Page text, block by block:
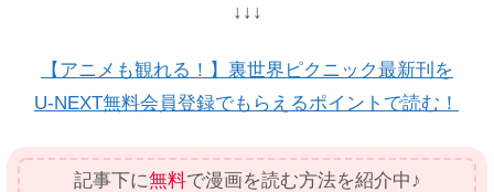
↓↓↓
【アニメも観れる！】裏世界ピクニック最新刊を
U-NEXT無料会員登録でもらえるポイントで読む！
記事下に無料で漫画を読む方法を紹介中♪